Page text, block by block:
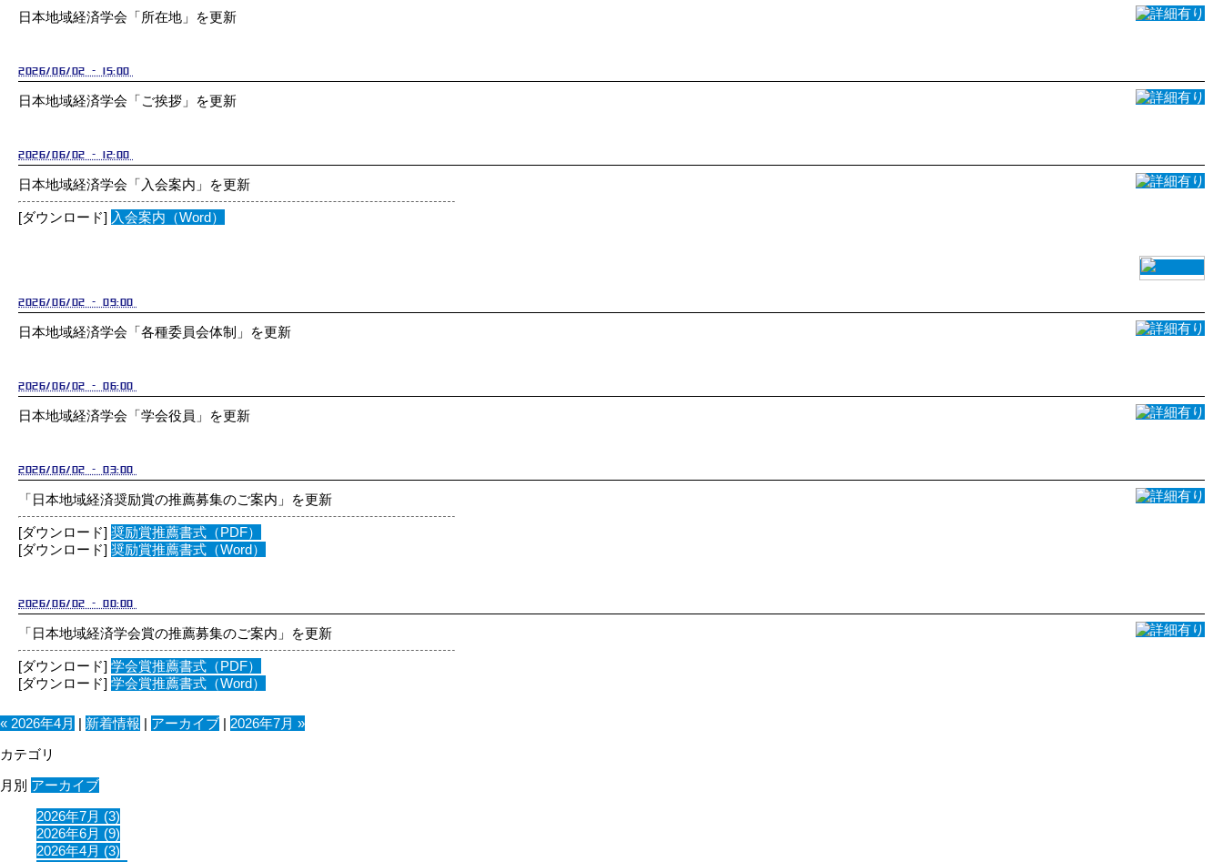
日本地域経済学会「所在地」を更新
2026/06/02 - 15:00
日本地域経済学会「ご挨拶」を更新
2026/06/02 - 12:00
日本地域経済学会「入会案内」を更新
[ダウンロード] 入会案内（Word）
2026/06/02 - 09:00
日本地域経済学会「各種委員会体制」を更新
2026/06/02 - 06:00
日本地域経済学会「学会役員」を更新
2026/06/02 - 03:00
「日本地域経済奨励賞の推薦募集のご案内」を更新
[ダウンロード] 奨励賞推薦書式（PDF）
[ダウンロード] 奨励賞推薦書式（Word）
2026/06/02 - 00:00
「日本地域経済学会賞の推薦募集のご案内」を更新
[ダウンロード] 学会賞推薦書式（PDF）
[ダウンロード] 学会賞推薦書式（Word）
« 2026年4月 | 新着情報 | アーカイブ | 2026年7月 »
カテゴリ
月別 アーカイブ
2026年7月 (3)
2026年6月 (9)
2026年4月 (3)